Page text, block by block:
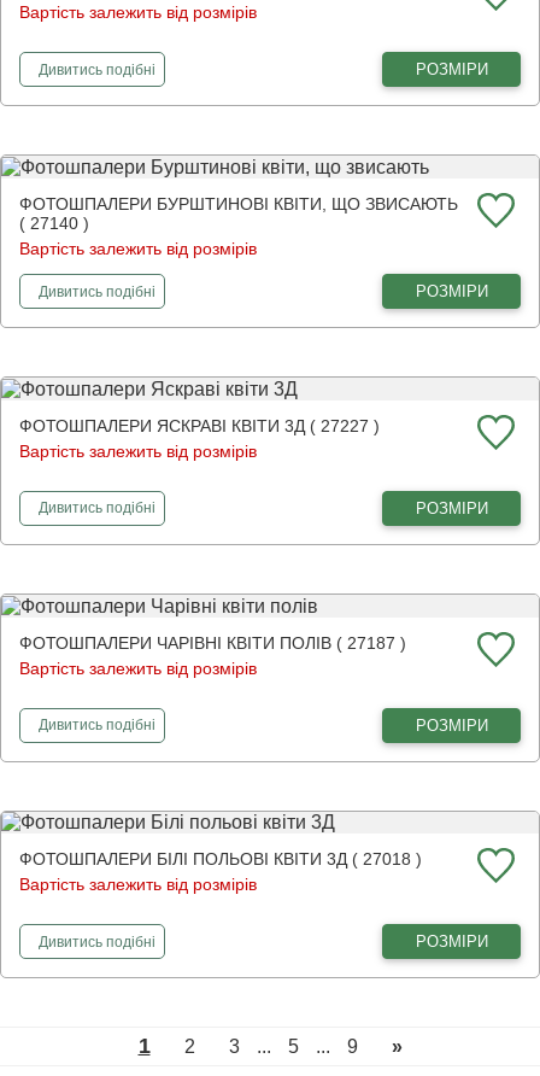
Вартість залежить від розмірів
Дивитисьфотошпалери
подібні РОЗМІРИ
ФОТОШПАЛЕРИ БУРШТИНОВІ КВІТИ, ЩО ЗВИСАЮТЬ
( 27140 )
Вартість залежить від розмірів
Дивитисьфотошпалери
подібні РОЗМІРИ
ФОТОШПАЛЕРИ ЯСКРАВІ КВІТИ 3Д ( 27227 )
Вартість залежить від розмірів
Дивитисьфотошпалери
подібні РОЗМІРИ
ФОТОШПАЛЕРИ ЧАРІВНІ КВІТИ ПОЛІВ ( 27187 )
Вартість залежить від розмірів
Дивитисьфотошпалери
подібні РОЗМІРИ
ФОТОШПАЛЕРИ БІЛІ ПОЛЬОВІ КВІТИ 3Д ( 27018 )
Вартість залежить від розмірів
Дивитисьфотошпалери
подібні РОЗМІРИ
1 2 3 ... 5 ... 9 »